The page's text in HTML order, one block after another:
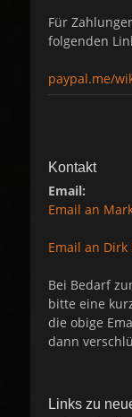
Für
folgenden
paypal.me/
Kontakt
Email:
Email an
Email an
Bei Bedarf
bitte eine
die obige
dann
Links zu